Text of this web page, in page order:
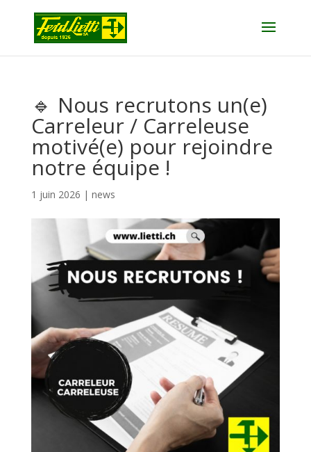
🔹 Nous recrutons un(e)
Carreleur / Carreleuse
motivé(e) pour rejoindre
notre équipe !
1 juin 2026 | news